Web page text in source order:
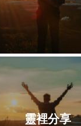
靈裡分享